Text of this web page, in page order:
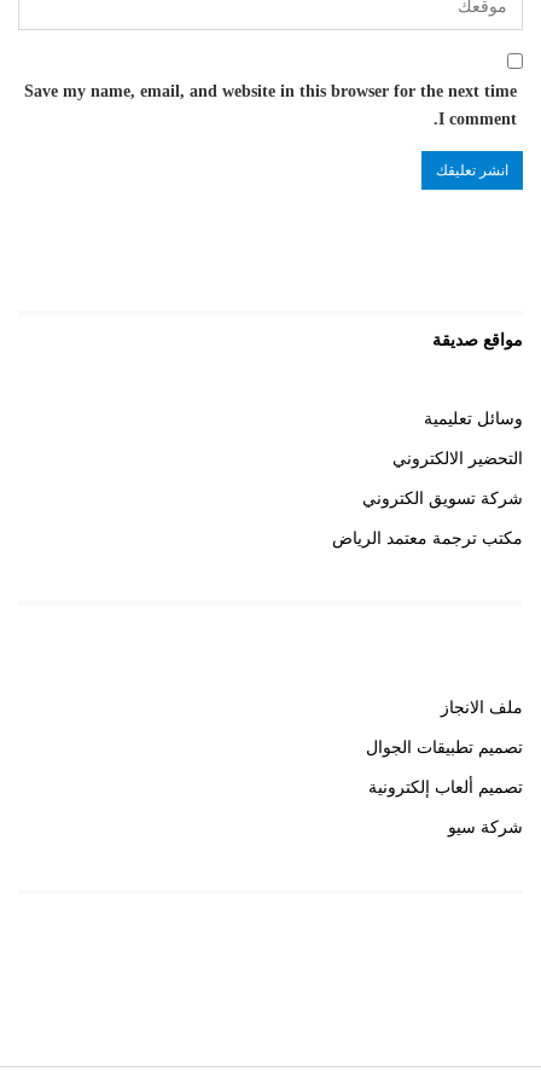
Save my name, email, and website in this browser for the next time
I comment.
مواقع صديقة
وسائل تعليمية
التحضير الالكتروني
شركة تسويق الكتروني
مكتب ترجمة معتمد الرياض
ملف الانجاز
تصميم تطبيقات الجوال
تصميم ألعاب إلكترونية
شركة سيو